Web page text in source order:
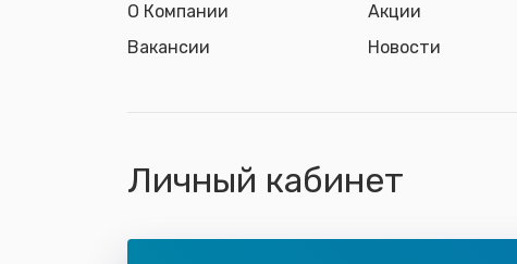
О Компании
Вакансии
Акции
Новости
Личный кабинет